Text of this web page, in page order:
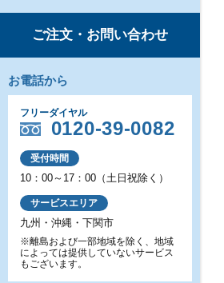
プロのお掃除
寝具ケアサービス
ご注文・お問い合わせ
お電話から
フリーダイヤル
0120-39-0082
受付時間
10：00～17：00（土日祝除く）
サービスエリア
九州・沖縄・下関市
※離島および一部地域を除く、地域
によっては提供していないサービス
もございます。